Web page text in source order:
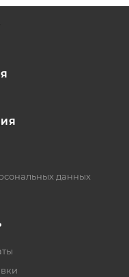
данных